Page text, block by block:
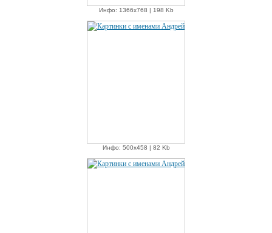
Инфо: 1366х768 | 198 Kb
Инфо: 500х458 | 82 Kb